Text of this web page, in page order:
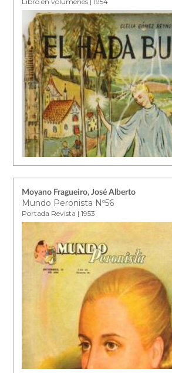
Moyano Fragueiro, José Alberto
Mundo Peronista Nº56
Portada Revista | 1953